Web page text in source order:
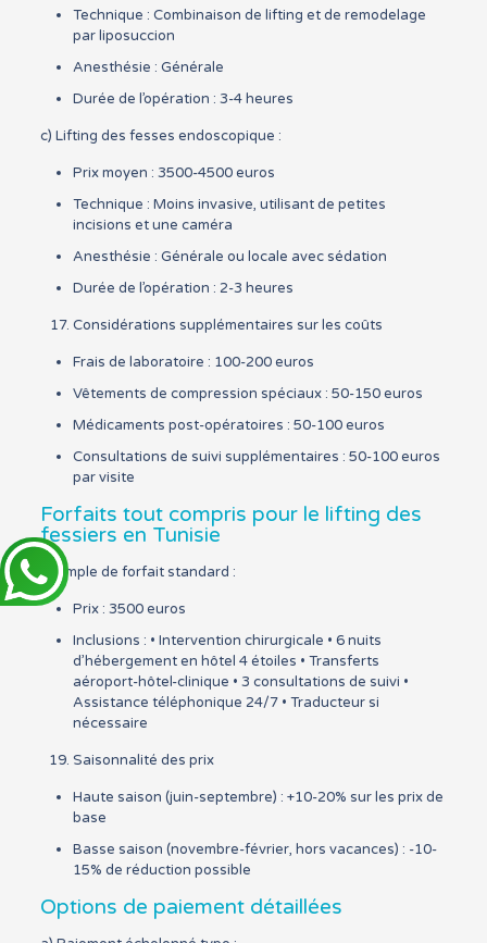
Technique : Combinaison de lifting et de remodelage
par liposuccion
Anesthésie : Générale
Durée de l’opération : 3-4 heures
c) Lifting des fesses endoscopique :
Prix moyen : 3500-4500 euros
Technique : Moins invasive, utilisant de petites
incisions et une caméra
Anesthésie : Générale ou locale avec sédation
Durée de l’opération : 2-3 heures
Considérations supplémentaires sur les coûts
Frais de laboratoire : 100-200 euros
Vêtements de compression spéciaux : 50-150 euros
Médicaments post-opératoires : 50-100 euros
Consultations de suivi supplémentaires : 50-100 euros
par visite
Forfaits tout compris pour le lifting des
fessiers en Tunisie
Exemple de forfait standard :
Prix : 3500 euros
Inclusions : • Intervention chirurgicale • 6 nuits
d’hébergement en hôtel 4 étoiles • Transferts
aéroport-hôtel-clinique • 3 consultations de suivi •
Assistance téléphonique 24/7 • Traducteur si
nécessaire
Saisonnalité des prix
Haute saison (juin-septembre) : +10-20% sur les prix de
base
Basse saison (novembre-février, hors vacances) : -10-
15% de réduction possible
Options de paiement détaillées